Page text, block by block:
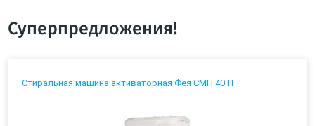
Суперпредложения!
Стиральная машина активаторная Фея СМП 40 Н